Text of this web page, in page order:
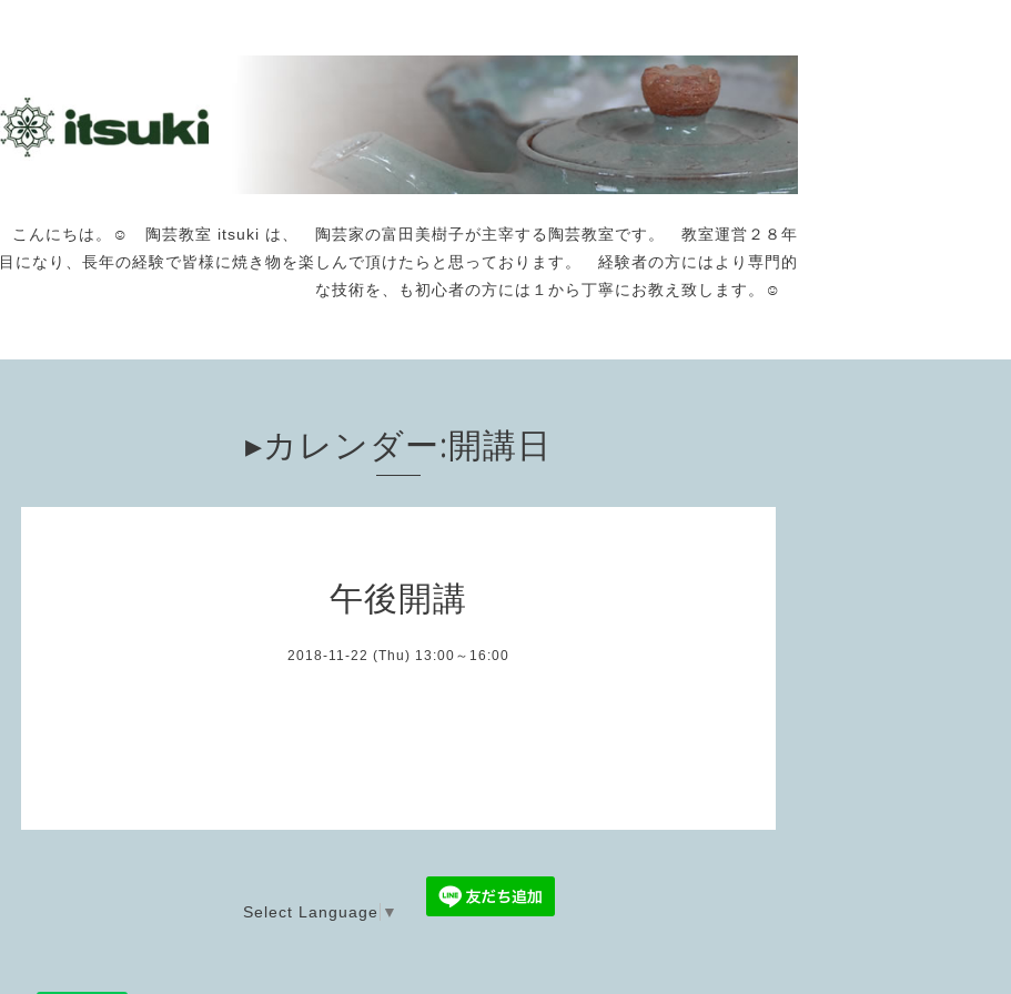
こんにちは。☺️ 陶芸教室 itsuki は、 陶芸家の富田美樹子が主宰する陶芸教室です。 教室運営２８年
目になり、長年の経験で皆様に焼き物を楽しんで頂けたらと思っております。 経験者の方にはより専門的
な技術を、も初心者の方には１から丁寧にお教え致します。☺️
▸カレンダー:開講日
午後開講
2018-11-22 (Thu) 13:00～16:00
Select Language ▼